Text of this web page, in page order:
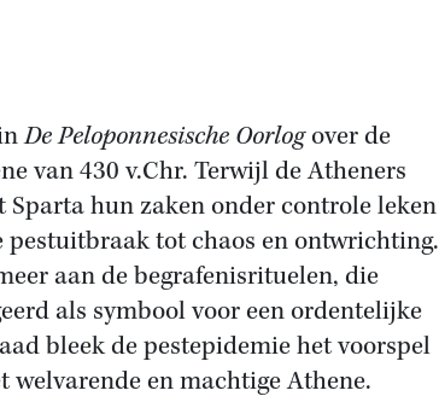
De Peloponnesische Oorlogover de
van 430 v.Chr. Terwijl de Atheners
Sparta hun zaken onder controle leken
pestuitbraak tot chaos en ontwrichting.
aan de begrafenisrituelen, die
als symbool voor een ordentelijke
bleek de pestepidemie het voorspel
welvarende en machtige Athene.